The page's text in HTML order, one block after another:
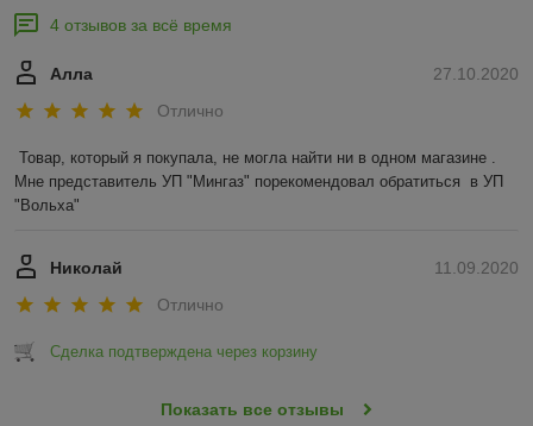
4 отзывов за всё время
27.10.2020
Алла
Отлично
Товар, который я покупала, не могла найти ни в одном магазине .
Мне представитель УП "Мингаз" порекомендовал обратиться  в УП
"Вольха"
11.09.2020
Николай
Отлично
Сделка подтверждена через корзину
Показать все отзывы